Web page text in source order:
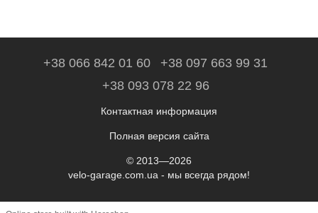
+38 066 842 01 60
+38 097 663 99 31
+38 093 078 22 96
Контактная информация
Полная версия сайта
© 2013—2026
velo-garage.com.ua - мы всегда рядом!